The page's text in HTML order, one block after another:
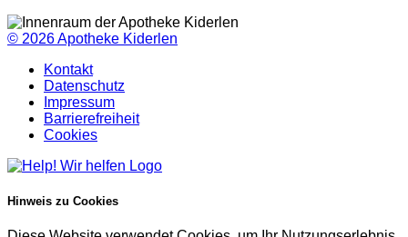
© 2026Apotheke Kiderlen
Kontakt
Datenschutz
Impressum
Barrierefreiheit
Cookies
Hinweis zu Cookies